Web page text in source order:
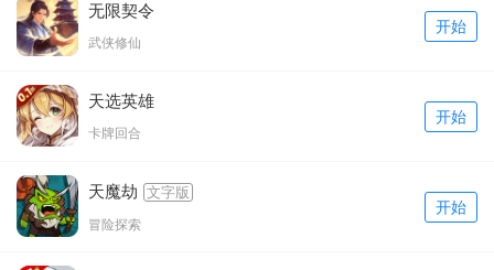
无限契令
武侠修仙
开始
天选英雄
卡牌回合
开始
天魔劫 文字版
冒险探索
开始